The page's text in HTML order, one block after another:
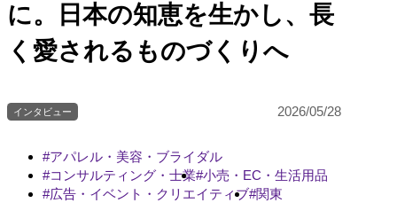
に。日本の知恵を生かし、長
く愛されるものづくりへ
インタビュー 2026/05/28
アパレル・美容・ブライダル
コンサルティング・士業 小売・EC・生活用品
広告・イベント・クリエイティブ 関東